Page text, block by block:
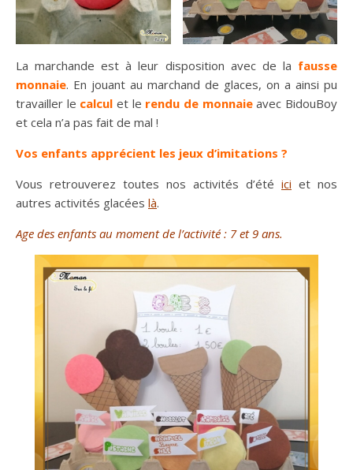
La marchande est à leur disposition avec de la fausse
monnaie. En jouant au marchand de glaces, on a ainsi pu
travailler le calcul et le rendu de monnaieavec BidouBoy
et cela n’a pas fait de mal !
Vos enfants apprécient les jeux d’imitations ?
Vous retrouverez toutes nos activités d’été ici et nos
autres activités glacées là.
Age des enfants au moment de l’activité : 7 et 9 ans.